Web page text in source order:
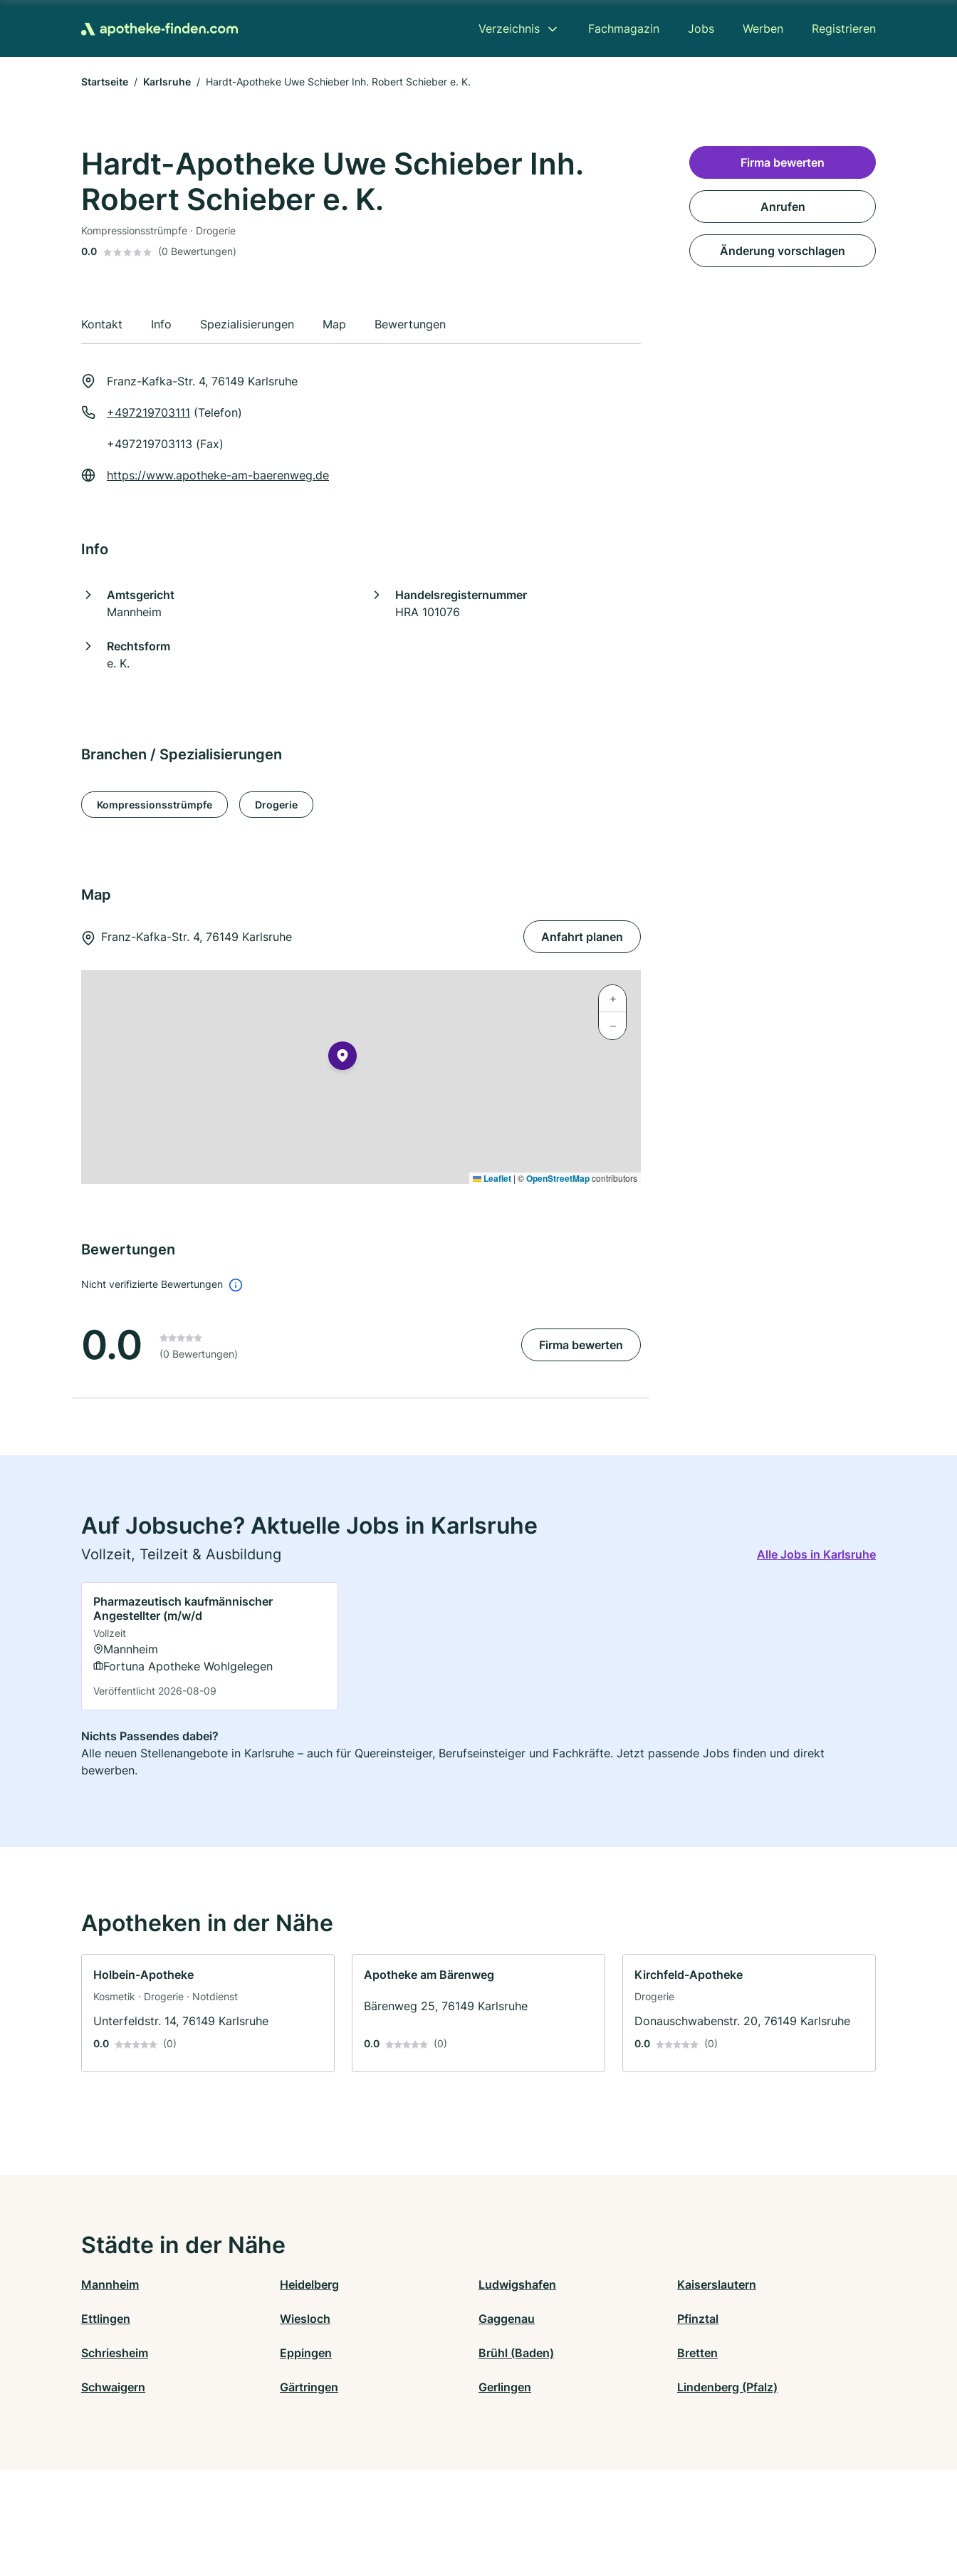
Verzeichnis Fachmagazin Jobs Werben Registrieren
Startseite Karlsruhe Hardt-Apotheke Uwe Schieber Inh. Robert Schieber e. K.
Hardt-Apotheke Uwe Schieber Inh.
Robert Schieber e. K.
Kompressionsstrümpfe · Drogerie
0.0
(0 Bewertungen)
Kontakt Info Spezialisierungen Map Bewertungen
Franz-Kafka-Str. 4, 76149 Karlsruhe
+497219703111 (Telefon)
+497219703113 (Fax)
https://www.apotheke-am-baerenweg.de
Info
Amtsgericht
Mannheim
Handelsregisternummer
HRA 101076
Rechtsform
e. K.
Branchen / Spezialisierungen
Kompressionsstrümpfe Drogerie
Map
Franz-Kafka-Str. 4, 76149 Karlsruhe Anfahrt planen
+
−
Leaflet | ©OpenStreetMapcontributors
Bewertungen
Nicht verifizierte Bewertungen
0.0 (0 Bewertungen)
Firma bewerten
Firma bewerten
Anrufen
Änderung vorschlagen
Auf Jobsuche? Aktuelle Jobs in Karlsruhe
Vollzeit, Teilzeit & Ausbildung Alle Jobs in Karlsruhe
Pharmazeutisch kaufmännischer
Angestellter (m/w/d
Vollzeit
Mannheim
Fortuna Apotheke Wohlgelegen
Veröffentlicht 2026-08-09
Nichts Passendes dabei?
Alle neuen Stellenangebote in Karlsruhe – auch für Quereinsteiger, Berufseinsteiger und Fachkräfte. Jetzt passende Jobs finden und direkt
bewerben.
Apotheken in der Nähe
Holbein-Apotheke
Kosmetik · Drogerie · Notdienst
Unterfeldstr. 14, 76149 Karlsruhe
0.0 (0)
Apotheke am Bärenweg
Bärenweg 25, 76149 Karlsruhe
0.0 (0)
Kirchfeld-Apotheke
Drogerie
Donauschwabenstr. 20, 76149 Karlsruhe
0.0 (0)
Städte in der Nähe
Mannheim Heidelberg Ludwigshafen Kaiserslautern
Ettlingen Wiesloch Gaggenau Pfinztal
Schriesheim Eppingen Brühl (Baden) Bretten
Schwaigern Gärtringen Gerlingen Lindenberg (Pfalz)